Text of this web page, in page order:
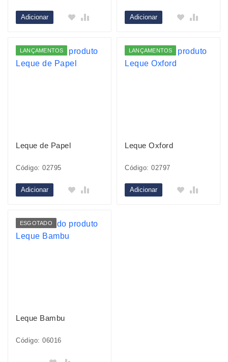
Adicionar Adicionar
LANÇAMENTOS
Leque de Papel
Código: 02795
Adicionar
LANÇAMENTOS
Leque Oxford
Código: 02797
Adicionar
ESGOTADO
Leque Bambu
Código: 06016